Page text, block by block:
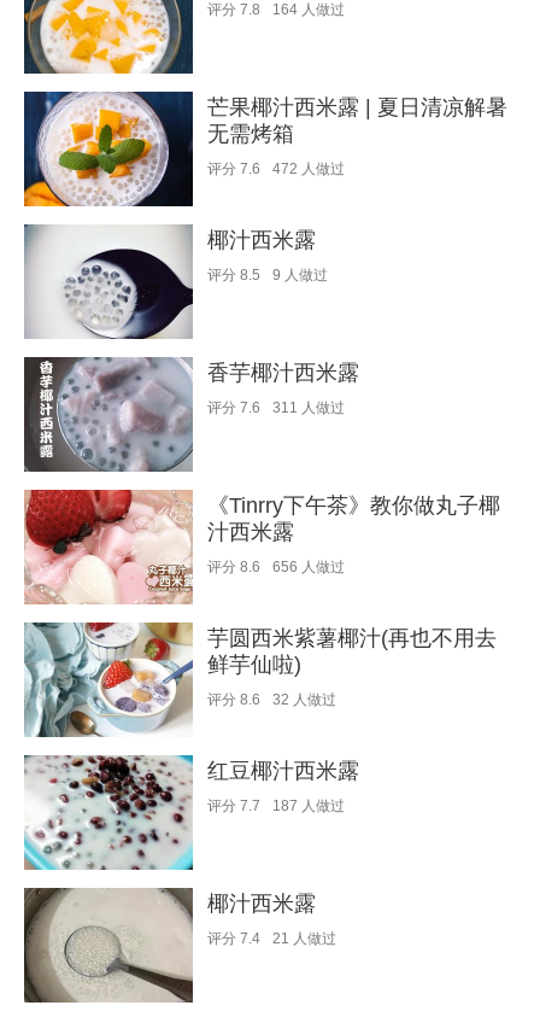
评分 7.8 164 人做过
芒果椰汁西米露 | 夏日清凉解暑
无需烤箱
评分 7.6 472 人做过
椰汁西米露
评分 8.5 9 人做过
香芋椰汁西米露
评分 7.6 311 人做过
《Tinrry下午茶》教你做丸子椰
汁西米露
评分 8.6 656 人做过
芋圆西米紫薯椰汁(再也不用去
鲜芋仙啦)
评分 8.6 32 人做过
红豆椰汁西米露
评分 7.7 187 人做过
椰汁西米露
评分 7.4 21 人做过